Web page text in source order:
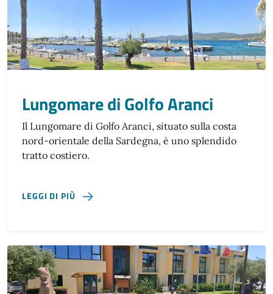
Lungomare di Golfo Aranci
Il Lungomare di Golfo Aranci, situato sulla costa
nord-orientale della Sardegna, è uno splendido
tratto costiero.
LEGGI DI PIÙ SU LUNGOMARE DI GOLFO ARANCI